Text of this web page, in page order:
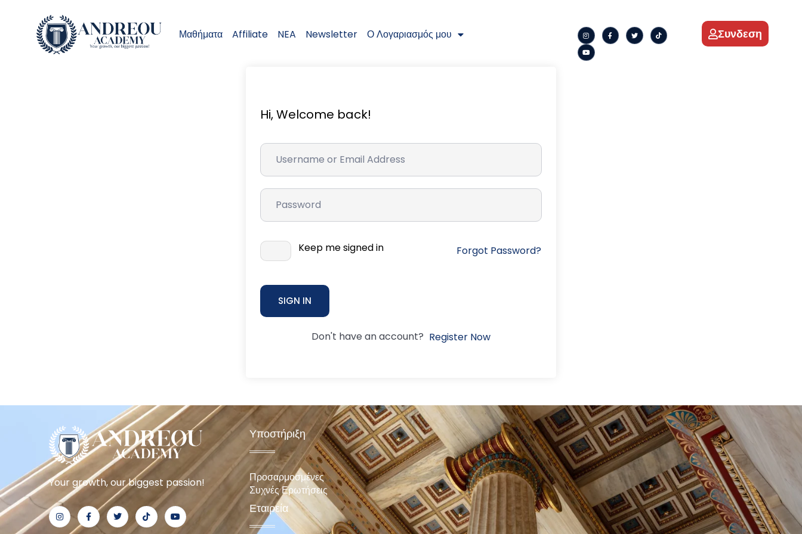
Μαθήματα Affiliate NEA Newsletter Ο Λογαριασμός μου Συνδεση
Hi, Welcome back!
Keep me signed in Forgot Password?
SIGN IN
Don't have an account? Register Now
Your growth, our biggest passion!
Υποστήριξη
Προσαρμοσμένες
Συχνές Ερωτήσεις
Εταιρεία